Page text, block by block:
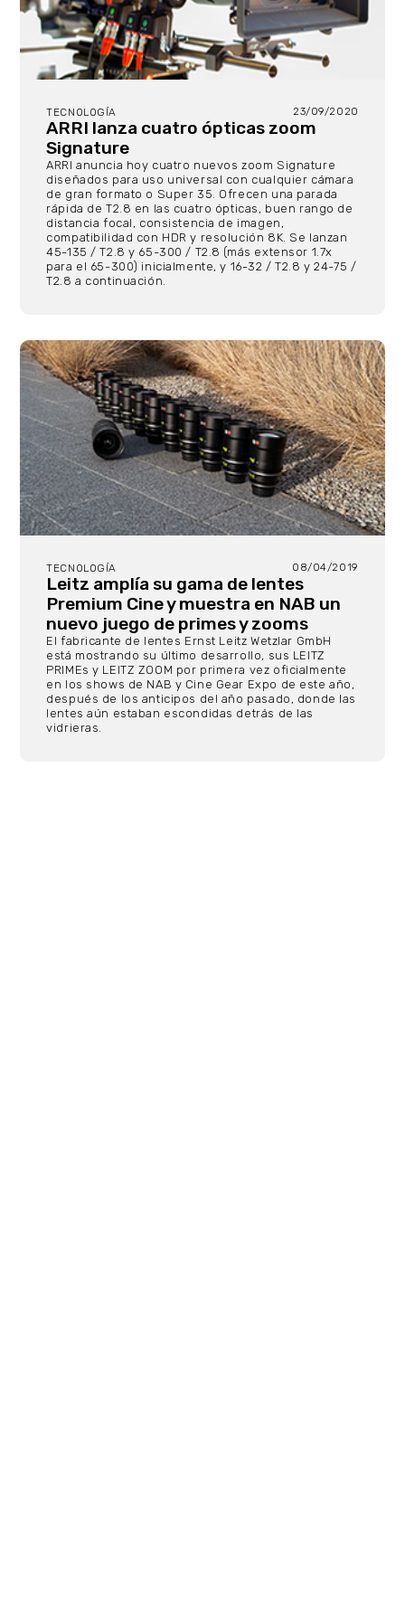
TECNOLOGÍA 23/09/2020
ARRI lanza cuatro ópticas zoom
Signature
ARRI anuncia hoy cuatro nuevos zoom Signature
diseñados para uso universal con cualquier cámara
de gran formato o Super 35. Ofrecen una parada
rápida de T2.8 en las cuatro ópticas, buen rango de
distancia focal, consistencia de imagen,
compatibilidad con HDR y resolución 8K. Se lanzan
45-135 / T2.8 y 65-300 / T2.8 (más extensor 1.7x
para el 65-300) inicialmente, y 16-32 / T2.8 y 24-75 /
T2.8 a continuación.
TECNOLOGÍA 08/04/2019
Leitz amplía su gama de lentes
Premium Cine y muestra en NAB un
nuevo juego de primes y zooms
El fabricante de lentes Ernst Leitz Wetzlar GmbH
está mostrando su último desarrollo, sus LEITZ
PRIMEs y LEITZ ZOOM por primera vez oficialmente
en los shows de NAB y Cine Gear Expo de este año,
después de los anticipos del año pasado, donde las
lentes aún estaban escondidas detrás de las
vidrieras.